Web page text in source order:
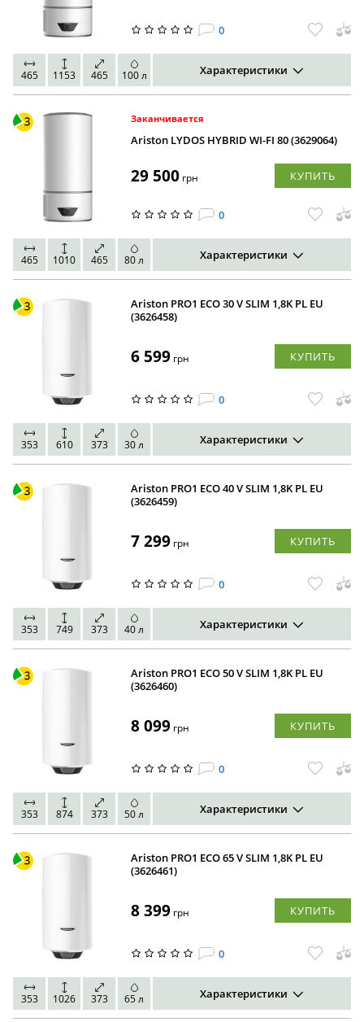
0
465 1153 465 100 л Характеристики
Заканчивается
Ariston LYDOS HYBRID WI-FI 80 (3629064)
29 500 грн КУПИТЬ
0
465 1010 465 80 л Характеристики
Ariston PRO1 ECO 30 V SLIM 1,8K PL EU
(3626458)
6 599 грн КУПИТЬ
0
353 610 373 30 л Характеристики
Ariston PRO1 ECO 40 V SLIM 1,8K PL EU
(3626459)
7 299 грн КУПИТЬ
0
353 749 373 40 л Характеристики
Ariston PRO1 ECO 50 V SLIM 1,8K PL EU
(3626460)
8 099 грн КУПИТЬ
0
353 874 373 50 л Характеристики
Ariston PRO1 ECO 65 V SLIM 1,8K PL EU
(3626461)
8 399 грн КУПИТЬ
0
353 1026 373 65 л Характеристики